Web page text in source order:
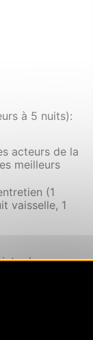
à 5 nuits):
acteurs de la
meilleurs
(1
vaisselle, 1
de non
et la taxe de